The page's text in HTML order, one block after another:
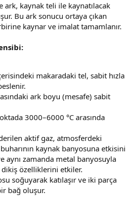
ark, kaynak teli ile kaynatılacak
Bu ark sonucu ortaya çıkan
kaynar ve imalat tamamlanır.
makaradaki tel, sabit hızla
ark boyu (mesafe) sabit
3000–6000 °C arasında
aktif gaz, atmosferdeki
kaynak banyosuna etkisini
aynı zamanda metal banyosuyla
özelliklerini etkiler.
soğuyarak katılaşır ve iki parça
bağ oluşur.